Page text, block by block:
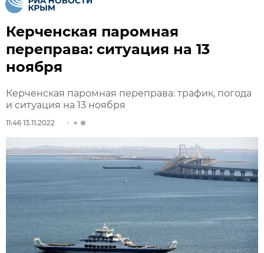
Керченская паромная
переправа: ситуация на 13
ноября
Керченская паромная переправа: трафик, погода
и ситуация на 13 ноября
11:46 13.11.2022